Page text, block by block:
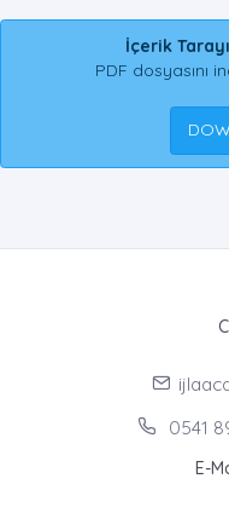
İçerik
PDF dosyasını
0541
E-